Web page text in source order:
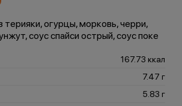
терияки, огурцы, морковь, черри,
соус спайси острый, соус поке
167.73 ккал
7.47 г
5.83 г